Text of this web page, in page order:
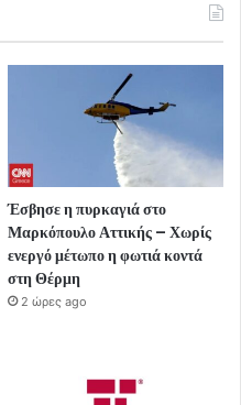
Έσβησε η πυρκαγιά στο
Μαρκόπουλο Αττικής – Χωρίς
ενεργό μέτωπο η φωτιά κοντά
στη Θέρμη
2 ώρες ago